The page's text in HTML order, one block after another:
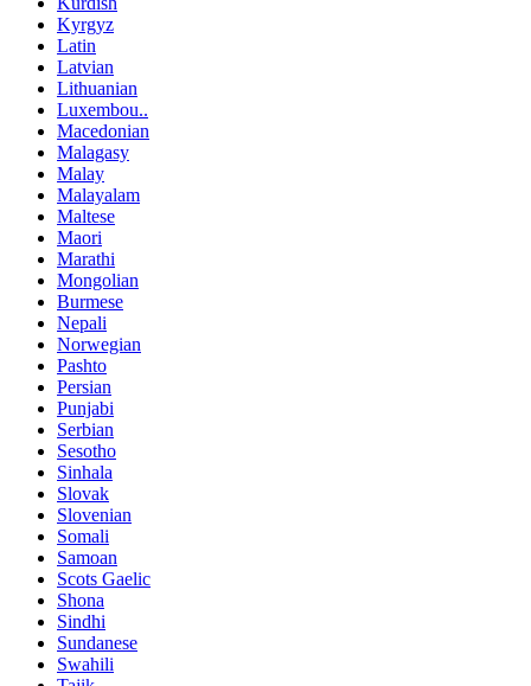
Kyrgyz
Latin
Latvian
Lithuanian
Luxembou..
Macedonian
Malagasy
Malay
Malayalam
Maltese
Maori
Marathi
Mongolian
Burmese
Nepali
Norwegian
Pashto
Persian
Punjabi
Serbian
Sesotho
Sinhala
Slovak
Slovenian
Somali
Samoan
Scots Gaelic
Shona
Sindhi
Sundanese
Swahili